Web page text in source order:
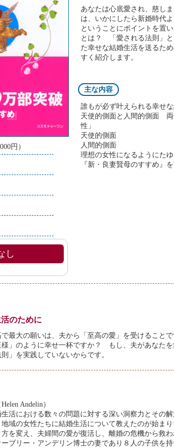
あなたは心底愛され、慈し
は、いかにしたら新婚時代
ということにポイントを置
とは？ 「愛される法則」
た幸せな結婚生活を送るた
すく紹介します。
主な内容
誰もが必ず叶えられる幸せ
天使的側面と人間的側面
性」
天使的側面
人間的側面
理想の女性になるようにた
『新・良妻賢母のすすめ』
円）
し
のために
最大の願いは、夫から「至高の愛」を受けることで
」のように幸せ一杯ですか？ もし、夫があなたを
」を実践していないからです。
Andelin）
活における数々の問題に対する深い洞察力とその
域の女性たちに結婚生活について教えたのが始ま
を変え、夫婦間の愛が復活し、離婚の危機から救
ブリー・アンデリン博士の妻であり８人の子供を持